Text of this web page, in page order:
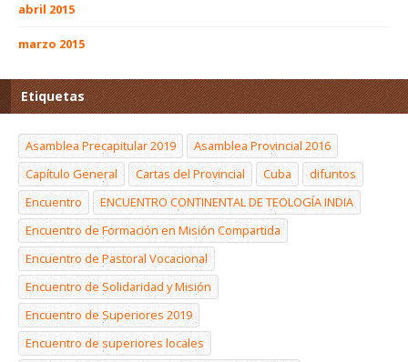
abril 2015
marzo 2015
Etiquetas
Asamblea Precapitular 2019
Asamblea Provincial 2016
Capítulo General
Cartas del Provincial Cuba
difuntos
Encuentro
ENCUENTRO CONTINENTAL DE TEOLOGÍA INDIA
Encuentro de Formación en Misión Compartida
Encuentro de Pastoral Vocacional
Encuentro de Solidaridad y Misión
Encuentro de Superiores 2019
Encuentro de superiores locales